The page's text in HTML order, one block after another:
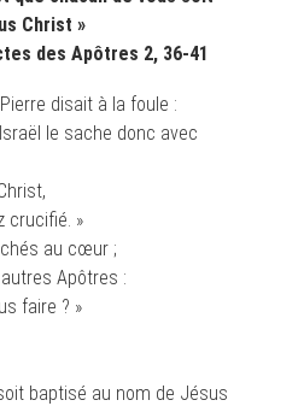
Christ »
des Apôtres 2, 36-41
disait à la foule :
le sache donc avec
crucifié. »
au cœur ;
Apôtres :
faire ? »
baptisé au nom de Jésus